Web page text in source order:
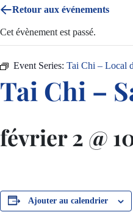
Retour aux événements
Cet évènement est passé.
Event Series: Tai Chi – Local
Tai Chi –
février 2 @
Ajouter au calendrier